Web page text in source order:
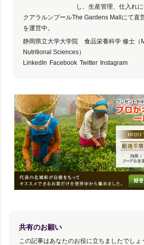
し、生産管理、仕入れ
クアラルンプールThe Gardens Mallにて直
を運営中。
静岡県立大学大学院 食品栄養科学 修士（
Nutritional Sciences）
LinkedIn Facebook Twitter Instagram
共有のお願い
この記事はあなたのお役に立ちましたでし